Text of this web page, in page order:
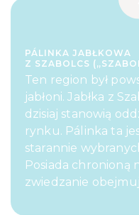
PÁLINKA JABŁKOWA
Z SZABOLCS
Ten region był
jabłoni. Jabłka z
dzisiaj stanowią
rynku. Pálinka ta
starannie
Posiada chronioną
zwiedzanie